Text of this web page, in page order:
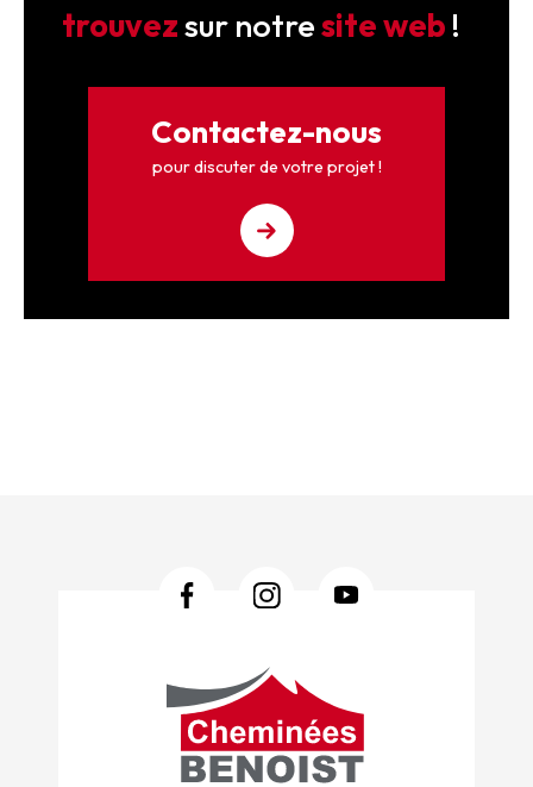
trouvezsur notresite web !
Contactez-nous
pour discuter de votre projet !